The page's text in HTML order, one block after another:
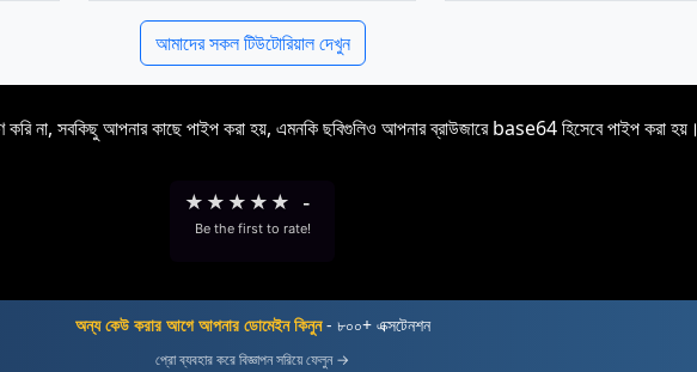
আমাদের সকল টিউটোরিয়াল দেখুন
করি না, সবকিছু আপনার কাছে পাইপ করা হয়, এমনকি ছবিগুলিও আপনার ব্রাউজারে base64 হিসেবে পাইপ করা হয়।
★ ★ ★ ★ ★ -
Be the first to rate!
অন্য কেউ করার আগে আপনার ডোমেইন কিনুন- ৮০০+ এক্সটেনশন
প্রো ব্যবহার করে বিজ্ঞাপন সরিয়ে ফেলুন →